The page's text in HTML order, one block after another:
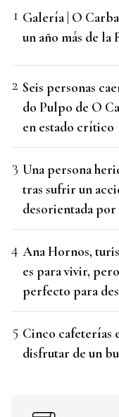
Galería | O
un año más de la
Seis personas
do Pulpo de O
en estado crítico
Una persona
tras sufrir un
desorientada
Ana Hornos,
es para vivir,
perfecto para
Cinco cafeterías
disfrutar de un